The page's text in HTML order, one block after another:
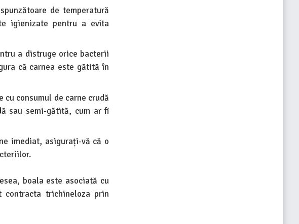
de temperatură
igienizate pentru a evita
a distruge orice bacterii
că carnea este gătită în
consumul de carne crudă
sau semi-gătită, cum ar fi
imediat, asigurați-vă că o
boala este asociată cu
trichineloza prin